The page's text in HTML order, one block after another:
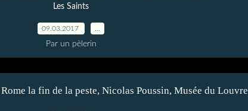
Les Saints
09.03.2017
Par un pèlerin
la fin de la peste, Nicolas Poussin, Musée du Louvre